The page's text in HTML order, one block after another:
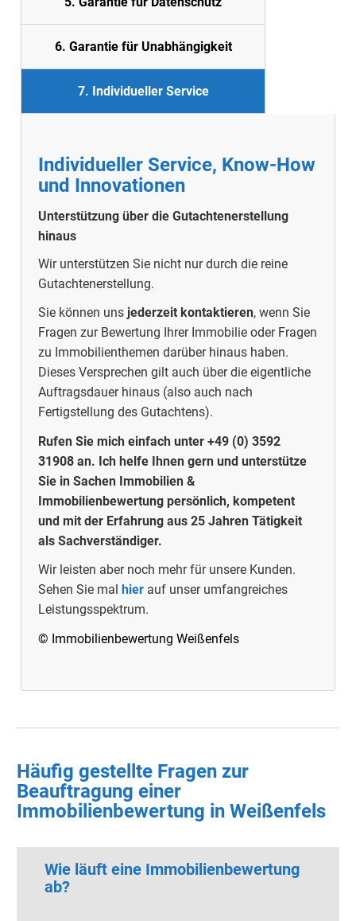
6. Garantie für Unabhängigkeit
7. Individueller Service
Individueller Service, Know-How
und Innovationen
Unterstützung über die Gutachtenerstellung
hinaus
Wir unterstützen Sie nicht nur durch die reine
Gutachtenerstellung.
Sie können uns jederzeit kontaktieren, wenn Sie
Fragen zur Bewertung Ihrer Immobilie oder Fragen
zu Immobilienthemen darüber hinaus haben.
Dieses Versprechen gilt auch über die eigentliche
Auftragsdauer hinaus (also auch nach
Fertigstellung des Gutachtens).
Rufen Sie mich einfach unter +49 (0) 3592
31908 an. Ich helfe Ihnen gern und unterstütze
Sie in Sachen Immobilien &
Immobilienbewertung persönlich, kompetent
und mit der Erfahrung aus 25 Jahren Tätigkeit
als Sachverständiger.
Wir leisten aber noch mehr für unsere Kunden.
Sehen Sie mal hier auf unser umfangreiches
Leistungsspektrum.
© Immobilienbewertung Weißenfels
Häufig gestellte Fragen zur
Beauftragung einer
Immobilienbewertung in Weißenfels
Wie läuft eine Immobilienbewertung
ab?